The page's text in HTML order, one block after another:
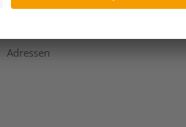
Kundendienst
Adressen